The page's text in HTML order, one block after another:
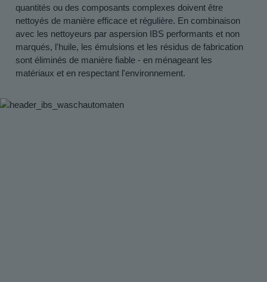
quantités ou des composants complexes doivent être
nettoyés de manière efficace et régulière. En combinaison
avec les nettoyeurs par aspersion IBS performants et non
marqués, l'huile, les émulsions et les résidus de fabrication
sont éliminés de manière fiable - en ménageant les
matériaux et en respectant l'environnement.